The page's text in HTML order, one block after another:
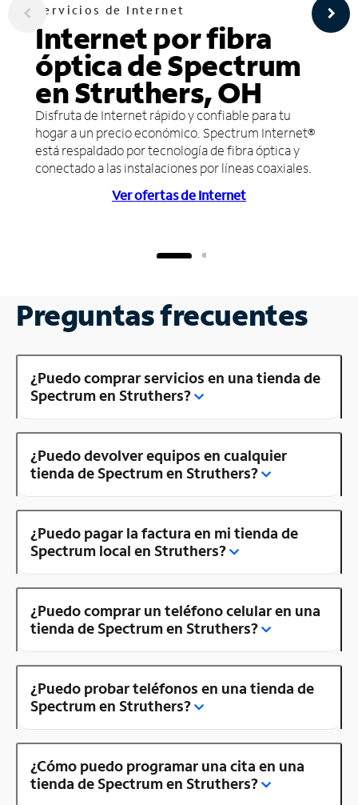
Servicios de Internet
Internet por fibra
óptica de Spectrum
en Struthers, OH
Disfruta de Internet rápido y confiable para tu
hogar a un precio económico. Spectrum Internet®
está respaldado por tecnología de fibra óptica y
conectado a las instalaciones por líneas coaxiales.
Ver ofertas de Internet
Preguntas frecuentes
¿Puedo comprar servicios en una tienda de
Spectrum en Struthers?
¿Puedo devolver equipos en cualquier
tienda de Spectrum en Struthers?
¿Puedo pagar la factura en mi tienda de
Spectrum local en Struthers?
¿Puedo comprar un teléfono celular en una
tienda de Spectrum en Struthers?
¿Puedo probar teléfonos en una tienda de
Spectrum en Struthers?
¿Cómo puedo programar una cita en una
tienda de Spectrum en Struthers?